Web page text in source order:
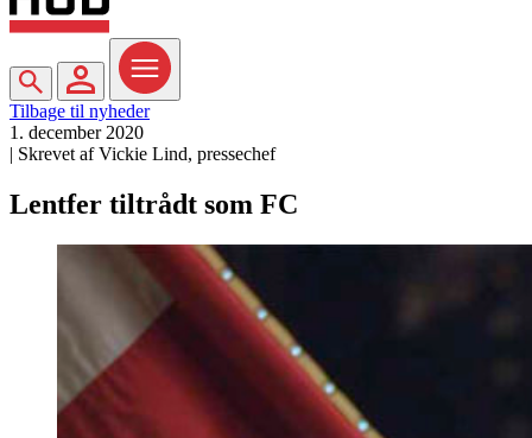
Søg MitHOD Menu
Tilbage til nyheder
1. december 2020
| Skrevet af Vickie Lind, pressechef
Lentfer tiltrådt som FC